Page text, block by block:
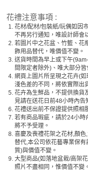
花禮注意事項 :
1. 花材/配材/包裝紙/玩偶如因
不再另行通知，唯設計師會
2. 若圖片中之花盆、竹籃、花
飾用品替代，唯價值不變。
3. 送貨時間為早上或下午
間限定者除外)、唯大部分皆
4. 網頁上圖片所呈現之花卉(
淺色差的不同，將依實際出
5. 花卉為生鮮品，不提供換貨
見請在送花日前48小時內告
6. 花禮送出前不保證提供照相
7. 若有商品瑕疵，請於24小時
將不予受理。
8. 喜慶及喪禮花架之花材,顏
替代,本公司依花藝專業保
質)與價值不變。
9. 大型商品(如落地盆栽/高架
照片不盡相同，惟價值不變。